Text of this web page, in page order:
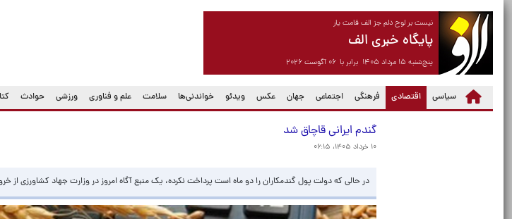
نیست بر لوح دلم جز الف قامت یار
پایگاه خبری الف
پنج‌شنبه ۱۵ مرداد ۱۴۰۵ برابر با ۰۶ آگوست ۲۰۲۶
سیاسی اقتصادی
(current) فرهنگی اجتماعی جهان عکس ویدئو خواندنی‌ها سلامت علم و فناوری ورزشی حوادث
گندم ایرانی قاچاق شد
۱۰ خرداد ۱۴۰۵، ۰۶:۱۵
در حالی که دولت پول گندمکاران را دو ماه است پرداخت نکرده، یک منبع آگاه امروز در وزارت جهاد کشاورزی از